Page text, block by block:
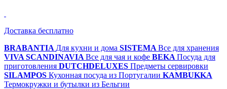
Доставка бесплатно
BRABANTIA Для кухни и дома SISTEMA Все для хранения
VIVA SCANDINAVIA Все для чая и кофе BEKA Посуда для
приготовления DUTCHDELUXES Предметы сервировки
SILAMPOS Кухонная посуда из Португалии KAMBUKKA
Термокружки и бутылки из Бельгии